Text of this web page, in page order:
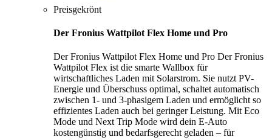
Preisgekrönt
Der Fronius Wattpilot Flex Home und Pro
Der Fronius Wattpilot Flex Home und Pro Der Fronius
Wattpilot Flex ist die smarte Wallbox für
wirtschaftliches Laden mit Solarstrom. Sie nutzt PV-
Energie und Überschuss optimal, schaltet automatisch
zwischen 1- und 3-phasigem Laden und ermöglicht so
effizientes Laden auch bei geringer Leistung. Mit Eco
Mode und Next Trip Mode wird dein E-Auto
kostengünstig und bedarfsgerecht geladen – für